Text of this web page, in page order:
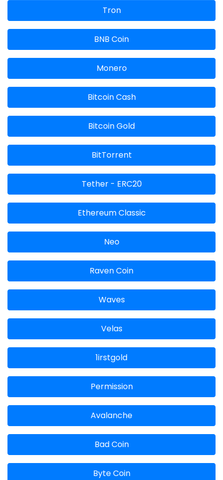
Tron
BNB Coin
Monero
Bitcoin Cash
Bitcoin Gold
BitTorrent
Tether - ERC20
Ethereum Classic
Neo
Raven Coin
Waves
Velas
1irstgold
Permission
Avalanche
Bad Coin
Byte Coin